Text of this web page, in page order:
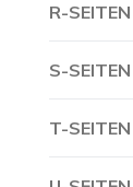
R-SEITEN
S-SEITEN
T-SEITEN